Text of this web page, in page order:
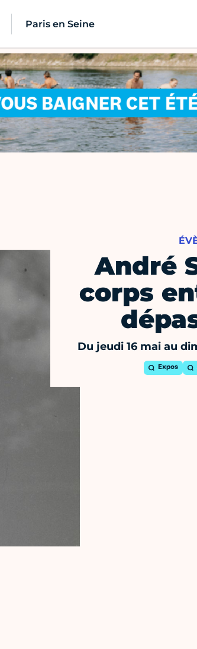
Paris en Seine
André
corps
Du jeudi 16 mai au
Expos